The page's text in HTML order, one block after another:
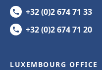
+32 (0)2 674 71 33
+32 (0)2 674 71 20
LUXEMBOURG OFFICE